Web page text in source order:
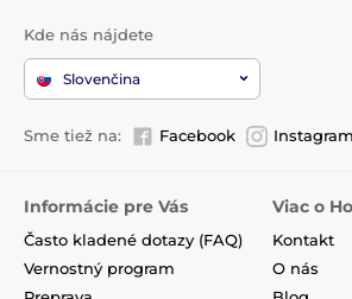
Kde nás nájdete
Slovenčina
Sme tiež na: Facebook Instagram
Informácie pre Vás
Často kladené dotazy (FAQ)
Vernostný program
Viac o
Kontakt
O nás